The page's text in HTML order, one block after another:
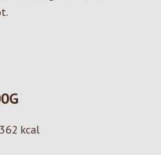
kcal